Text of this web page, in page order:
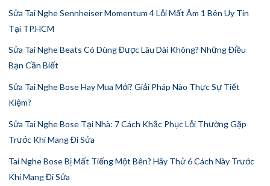
Sửa Tai Nghe Sennheiser Momentum 4 Lỗi Mất Âm 1 Bên Uy Tín
Tại TP.HCM
Sửa Tai Nghe Beats Có Dùng Được Lâu Dài Không? Những Điều
Bạn Cần Biết
Sửa Tai Nghe Bose Hay Mua Mới? Giải Pháp Nào Thực Sự Tiết
Kiệm?
Sửa Tai Nghe Bose Tại Nhà: 7 Cách Khắc Phục Lỗi Thường Gặp
Trước Khi Mang Đi Sửa
Tai Nghe Bose Bị Mất Tiếng Một Bên? Hãy Thử 6 Cách Này Trước
Khi Mang Đi Sửa